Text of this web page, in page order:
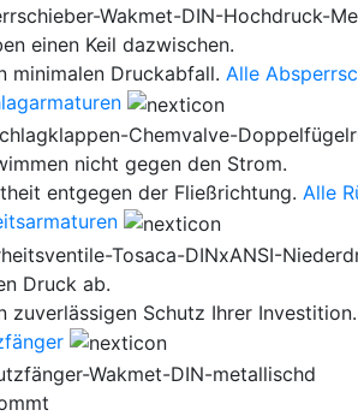
einen Keil dazwischen.
minimalen Druckabfall. Alle
nicht gegen den Strom.
entgegen der Fließrichtung. Alle
Druck ab.
zuverlässigen Schutz Ihrer Investition.